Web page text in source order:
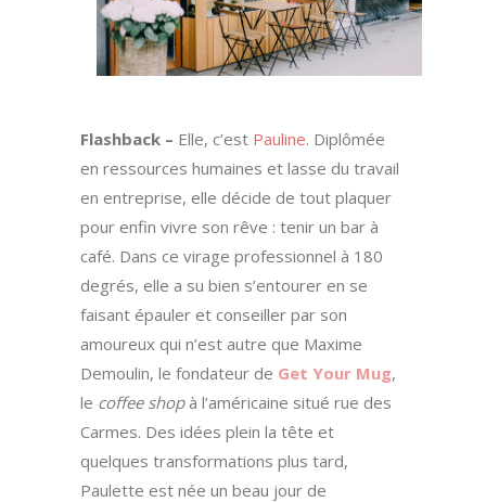
Flashback – Elle, c’est Pauline. Diplômée
en ressources humaines et lasse du travail
en entreprise, elle décide de tout plaquer
pour enfin vivre son rêve : tenir un bar à
café. Dans ce virage professionnel à 180
degrés, elle a su bien s’entourer en se
faisant épauler et conseiller par son
amoureux qui n’est autre que Maxime
Demoulin, le fondateur de Get Your Mug,
le coffee shopà l’américaine situé rue des
Carmes. Des idées plein la tête et
quelques transformations plus tard,
Paulette est née un beau jour de